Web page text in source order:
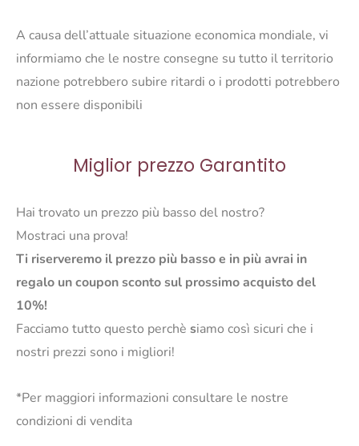
A causa dell’attuale situazione economica mondiale, vi
informiamo che le nostre consegne su tutto il territorio
nazione potrebbero subire ritardi o i prodotti potrebbero
non essere disponibili
Miglior prezzo Garantito
Hai trovato un prezzo più basso del nostro?
Mostraci una prova!
Ti riserveremo il prezzo più basso e in più avrai in
regalo un coupon sconto sul prossimo acquisto del
10%!
Facciamo tutto questo perchè siamo così sicuri che i
nostri prezzi sono i migliori!
*Per maggiori informazioni consultare le nostre
condizioni di vendita